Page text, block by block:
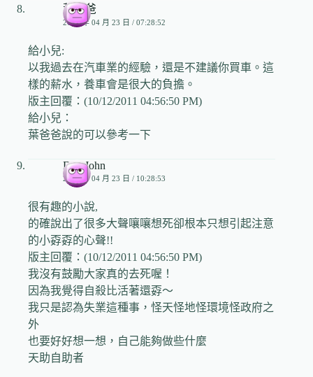
葉爸爸
2009 年 04 月 23 日 / 07:28:52
給小兒:
以我過去在汽車業的經驗，還是不建議你買車。這
樣的薪水，養車會是很大的負擔。
版主回覆：(10/12/2011 04:56:50 PM)
給小兒：
葉爸爸說的可以參考一下
DearJohn
2009 年 04 月 23 日 / 10:28:53
很有趣的小說,
的確說出了很多大聲嚷嚷想死卻根本只想引起注意
的小孬孬的心聲!!
版主回覆：(10/12/2011 04:56:50 PM)
我沒有鼓勵大家真的去死喔！
因為我覺得自殺比活著還孬～
我只是認為失業這種事，怪天怪地怪環境怪政府之
外
也要好好想一想，自己能夠做些什麼
天助自助者